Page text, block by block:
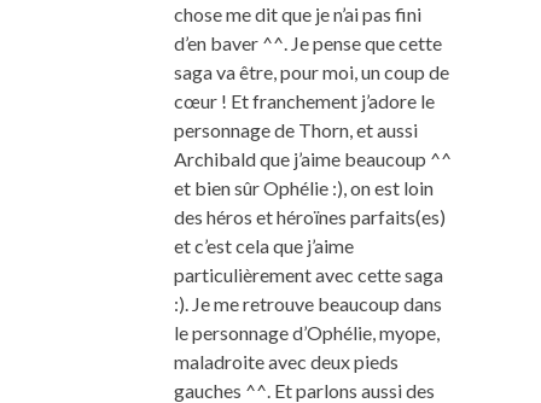
chose me dit que je n’ai pas fini
d’en baver ^^. Je pense que cette
saga va être, pour moi, un coup de
cœur ! Et franchement j’adore le
personnage de Thorn, et aussi
Archibald que j’aime beaucoup ^^
et bien sûr Ophélie :), on est loin
des héros et héroïnes parfaits(es)
et c’est cela que j’aime
particulièrement avec cette saga
:). Je me retrouve beaucoup dans
le personnage d’Ophélie, myope,
maladroite avec deux pieds
gauches ^^. Et parlons aussi des